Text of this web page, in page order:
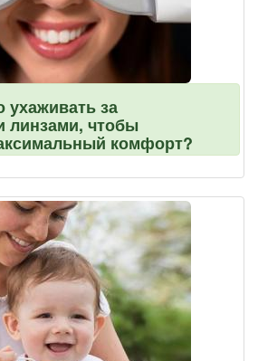
ухаживать за
линзами, чтобы
комфорт?